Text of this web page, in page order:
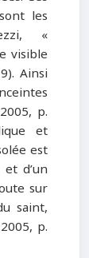
les
«
visible
Ainsi
p.
et
est
d’un
sur
saint,
p.